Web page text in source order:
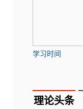
学习时间
理论头条